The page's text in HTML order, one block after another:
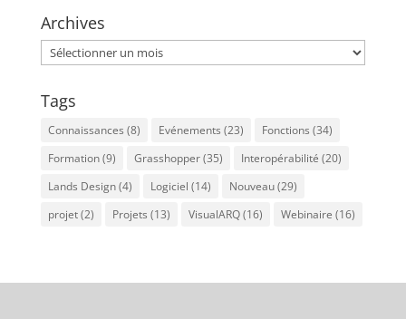
Archives
Archives
Tags
Connaissances (8) Evénements (23) Fonctions (34)
Formation(9) Grasshopper(35) Interopérabilité (20)
Lands Design(4) Logiciel (14) Nouveau(29)
projet(2) Projets (13) VisualARQ(16) Webinaire (16)